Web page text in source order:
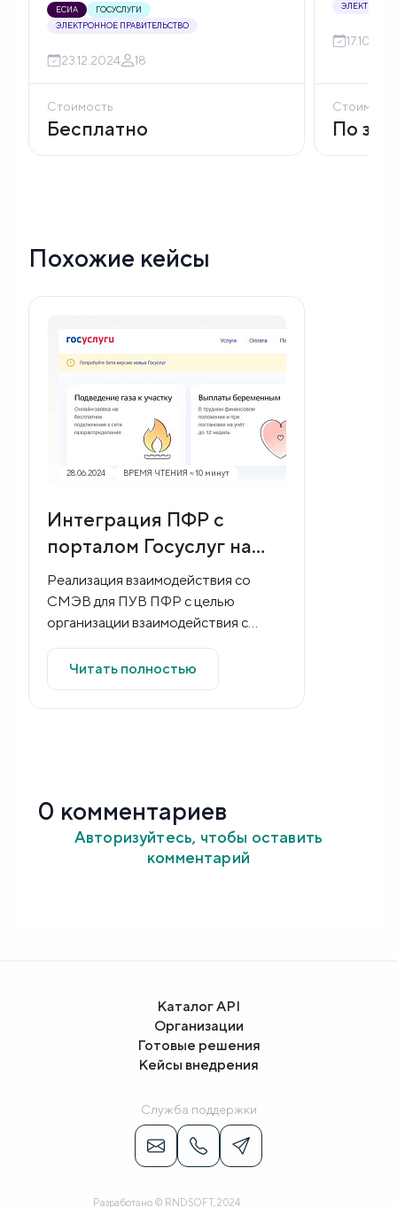
ЕСИА
ГОСУСЛУГИ
ЭЛЕКТРОННОЕ ПРАВИТЕЛЬСТВО
23.12.2024 18
Стоимость
Бесплатно По
Похожие кейсы
28.06.2024 ВРЕМЯ ЧТЕНИЯ ≈ 10 минут
Интеграция ПФР с
порталом Госуслуг на
базе Агредатора
Реализация взаимодействия со
СМЭВ для ПУВ ПФР с целью
организации взаимодействия с
ЕПГУ.
Читать полностью
0 комментариев
Авторизуйтесь, чтобы оставить
комментарий
Каталог API
Организации
Готовые решения
Кейсы внедрения
Служба поддержки
Разработано © RNDSOFT, 2024